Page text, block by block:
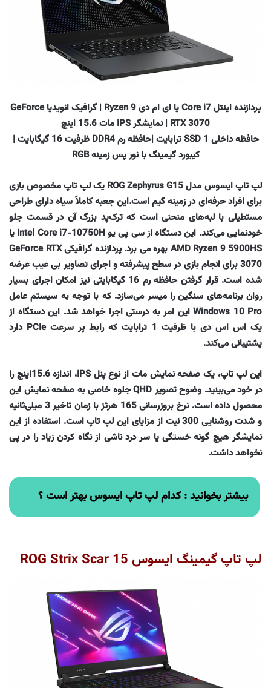
پردازنده اینتل Core i7 یا ای ام دی Ryzen 9 | گرافیک انویدیا GeForce
RTX 3070 | نمایشگر IPS مات 15.6 اینچ
حافظه داخلی SSD 1 ترابایت |حافظه رم DDR4 ظرفیت 16 گیگابایت |
کیبورد گیمینگ با نور پس زمینه RGB
لپ تاپ ایسوس مدل ROG Zephyrus G15 یک لپ تاپ مخصوص بازی
برای افراد حرفه‌ای در زمینه گیم است.این جعبه کاملاً سیاه دارای طراحی
مستطیلی با لبه‌های منحنی است که ترک‌پد بزرگ آن در قسمت جلو
خودنمایی می‌کند. این دستگاه از سی پی یو Intel Core i7-10750H یا
AMD Ryzen 9 5900HS بهره می برد. پردازنده گرافیکی GeForce RTX
3070 برای انجام بازی در سطح پیشرفته و اجرای تصاویر بی عیب عرضه
شده است. قرار گرفتن حافظه رم 16 گیگابایتی نیز امکان اجرای بسیار
روان برنامه‌های سنگین را میسر می‌سازد. که با توجه به سیستم عامل
Windows 10 Pro این امر به درستی اجرا خواهد شد. این دستگاه از
یک اس اس دی با ظرفیت 1 ترابایت که رابط پر سرعت PCIe دارد
پشتیبانی می‌کند.
این لپ تاپ، یک صفحه نمایش مات از نوع پنل IPS، اندازه 15.6‌اینچ را
در خود می‌بینید. وضوح تصویر QHD جلوه خاصی به صفحه نمایش این
محصول داده است. نرخ بروزرسانی 165 هرتز با زمان تاخیر 3 میلی‌ثانیه
و شدت روشنایی 300 نیت از مزایای این لپ تاپ است. استفاده از این
نمایشگر هیچ گونه خستگی یا سر درد ناشی از نگاه کردن زیاد را در پی
نخواهد داشت.
بیشتر بخوانید :کدام لپ تاپ ایسوس بهتر است ؟
لپ تاپ گیمینگ ایسوس ROG Strix Scar 15